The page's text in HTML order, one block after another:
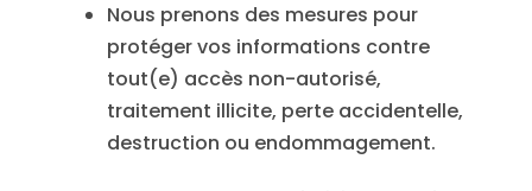
Nous prenons des mesures pour
protéger vos informations contre
tout(e) accès non-autorisé,
traitement illicite, perte accidentelle,
destruction ou endommagement.